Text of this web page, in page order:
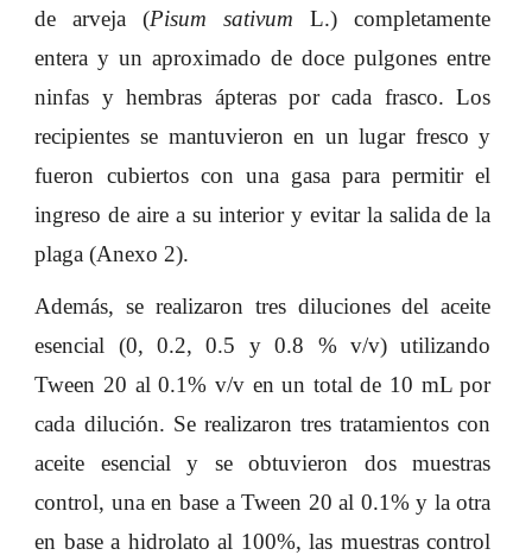
de arveja (Pisum sativum L.) completamente
entera y un aproximado de doce pulgones entre
ninfas y hembras ápteras por cada frasco. Los
recipientes se mantuvieron en un lugar fresco y
fueron cubiertos con una gasa para permitir el
ingreso de aire a su interior y evitar la salida de la
plaga (Anexo 2).
Además, se realizaron tres diluciones del aceite
esencial (0, 0.2, 0.5 y 0.8 % v/v) utilizando
Tween 20 al 0.1% v/v en un total de 10 mL por
cada dilución. Se realizaron tres tratamientos con
aceite esencial y se obtuvieron dos muestras
control, una en base a Tween 20 al 0.1% y la otra
en base a hidrolato al 100%, las muestras control